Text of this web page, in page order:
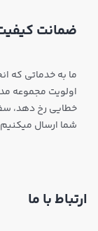
ضمانت
ما به خدماتی که
اولویت مجموعه
خطایی رخ دهد،
شما ارسال میکنیم
ارتباط با ما